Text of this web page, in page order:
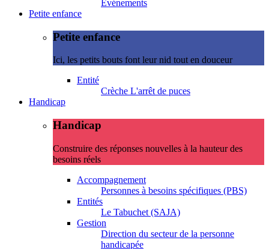
Evénements
Petite enfance
Petite enfance
Ici, les petits bouts font leur nid tout en douceur
Entité
Crèche L'arrêt de puces
Handicap
Handicap
Construire des réponses nouvelles à la hauteur des
besoins réels
Accompagnement
Personnes à besoins spécifiques (PBS)
Entités
Le Tabuchet (SAJA)
Gestion
Direction du secteur de la personne
handicapée